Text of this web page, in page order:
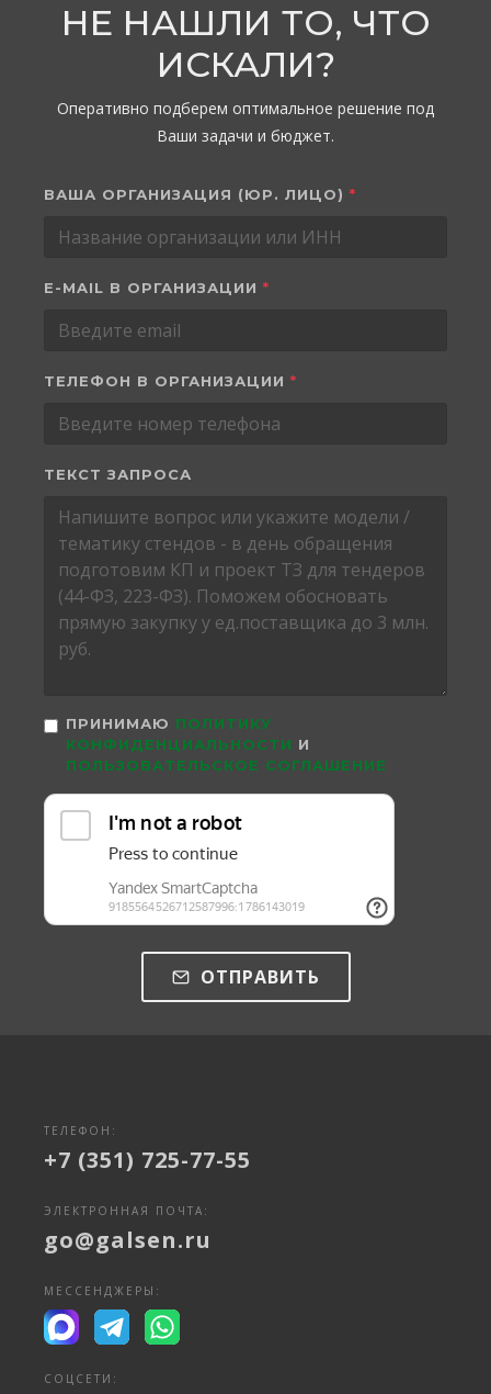
НЕ НАШЛИ ТО, ЧТО
ИСКАЛИ?
Оперативно подберем оптимальное решение под
Ваши задачи и бюджет.
ВАША ОРГАНИЗАЦИЯ (ЮР. ЛИЦО) *
E-MAIL В ОРГАНИЗАЦИИ *
ТЕЛЕФОН В ОРГАНИЗАЦИИ *
ТЕКСТ ЗАПРОСА
ПРИНИМАЮ ПОЛИТИКУ
КОНФИДЕНЦИАЛЬНОСТИ И
ПОЛЬЗОВАТЕЛЬСКОЕ СОГЛАШЕНИЕ
ОТПРАВИТЬ
ТЕЛЕФОН:
+7 (351) 725-77-55
ЭЛЕКТРОННАЯ ПОЧТА:
go@galsen.ru
МЕССЕНДЖЕРЫ:
СОЦСЕТИ: